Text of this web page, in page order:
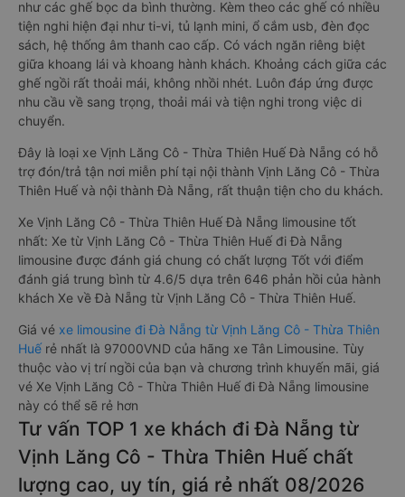
như các ghế bọc da bình thường. Kèm theo các ghế có nhiều
tiện nghi hiện đại như ti-vi, tủ lạnh mini, ổ cắm usb, đèn đọc
sách, hệ thống âm thanh cao cấp. Có vách ngăn riêng biệt
giữa khoang lái và khoang hành khách. Khoảng cách giữa các
ghế ngồi rất thoải mái, không nhồi nhét. Luôn đáp ứng được
nhu cầu về sang trọng, thoải mái và tiện nghi trong việc di
chuyển.
Đây là loại xe Vịnh Lăng Cô - Thừa Thiên Huế Đà Nẵng có hỗ
trợ đón/trả tận nơi miễn phí tại nội thành Vịnh Lăng Cô - Thừa
Thiên Huế và nội thành Đà Nẵng, rất thuận tiện cho du khách.
Xe Vịnh Lăng Cô - Thừa Thiên Huế Đà Nẵng limousine tốt
nhất: Xe từ Vịnh Lăng Cô - Thừa Thiên Huế đi Đà Nẵng
limousine được đánh giá chung có chất lượng Tốt với điểm
đánh giá trung bình từ 4.6/5 dựa trên 646 phản hồi của hành
khách Xe về Đà Nẵng từ Vịnh Lăng Cô - Thừa Thiên Huế.
Giá vé xe limousine đi Đà Nẵng từ Vịnh Lăng Cô - Thừa Thiên
Huếrẻ nhất là 97000VND của hãng xe Tân Limousine. Tùy
thuộc vào vị trí ngồi của bạn và chương trình khuyến mãi, giá
vé Xe Vịnh Lăng Cô - Thừa Thiên Huế đi Đà Nẵng limousine
này có thể sẽ rẻ hơn
Tư vấn TOP 1 xe khách đi Đà Nẵng từ
Vịnh Lăng Cô - Thừa Thiên Huế chất
lượng cao, uy tín, giá rẻ nhất 08/2026